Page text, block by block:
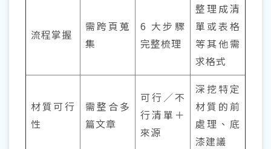
流程掌握
需跨頁蒐
集
6 大步驟
完整梳理
整理成清
單或表格
等其他需
求格式
材質可行
性
需整合多
篇文章
可行／不
行清單＋
來源
深挖特定
材質的前
處理、底
漆建議